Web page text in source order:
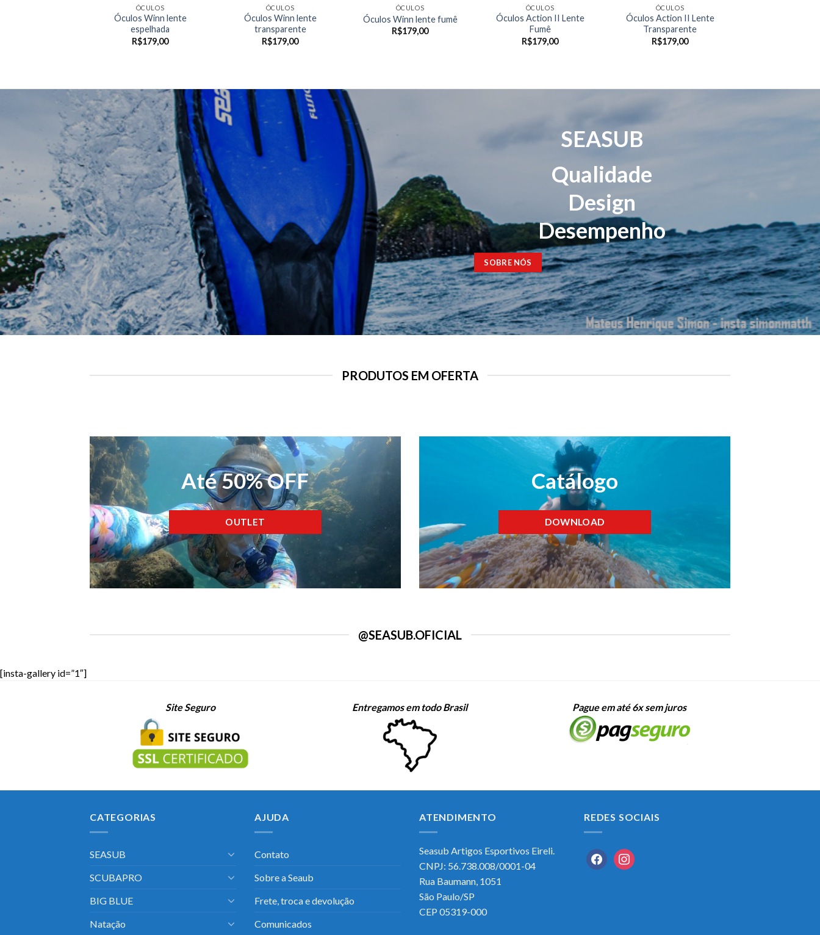
ÓCULOS
Óculos Winn lente
espelhada
R$179,00
ÓCULOS
Óculos Winn lente
transparente
R$179,00
ÓCULOS
Óculos Winn lente fumê
R$179,00
ÓCULOS
Óculos Action II Lente
Fumê
R$179,00
ÓCULOS
Óculos Action II Lente
Transparente
R$179,00
SEASUB
Qualidade
Design
Desempenho
SOBRE NÓS
PRODUTOS EM OFERTA
Até 50% OFF
OUTLET
Catálogo
DOWNLOAD
@SEASUB.OFICIAL
[insta-gallery id=”1″]
Site Seguro Entregamos em todo Brasil Pague em até 6x sem juros
CATEGORIAS
SEASUB
SCUBAPRO
BIG BLUE
Natação
AJUDA
Contato
Sobre a Seaub
Frete, troca e devolução
Comunicados
ATENDIMENTO
Seasub Artigos Esportivos Eireli.
CNPJ: 56.738.008/0001-04
Rua Baumann, 1051
São Paulo/SP
CEP 05319-000
REDES SOCIAIS
facebookinstagram